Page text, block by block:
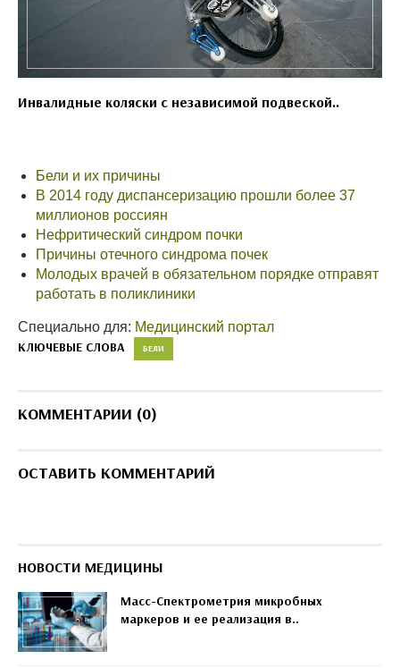
Инвалидные коляски с независимой подвеской..
Бели и их причины
В 2014 году диспансеризацию прошли более 37
миллионов россиян
Нефритический синдром почки
Причины отечного синдрома почек
Молодых врачей в обязательном порядке отправят
работать в поликлиники
Специально для: Медицинский портал
КЛЮЧЕВЫЕ СЛОВА БЕЛИ
КОММЕНТАРИИ (0)
ОСТАВИТЬ КОММЕНТАРИЙ
НОВОСТИ МЕДИЦИНЫ
Масс-Спектрометрия микробных
маркеров и ее реализация в..